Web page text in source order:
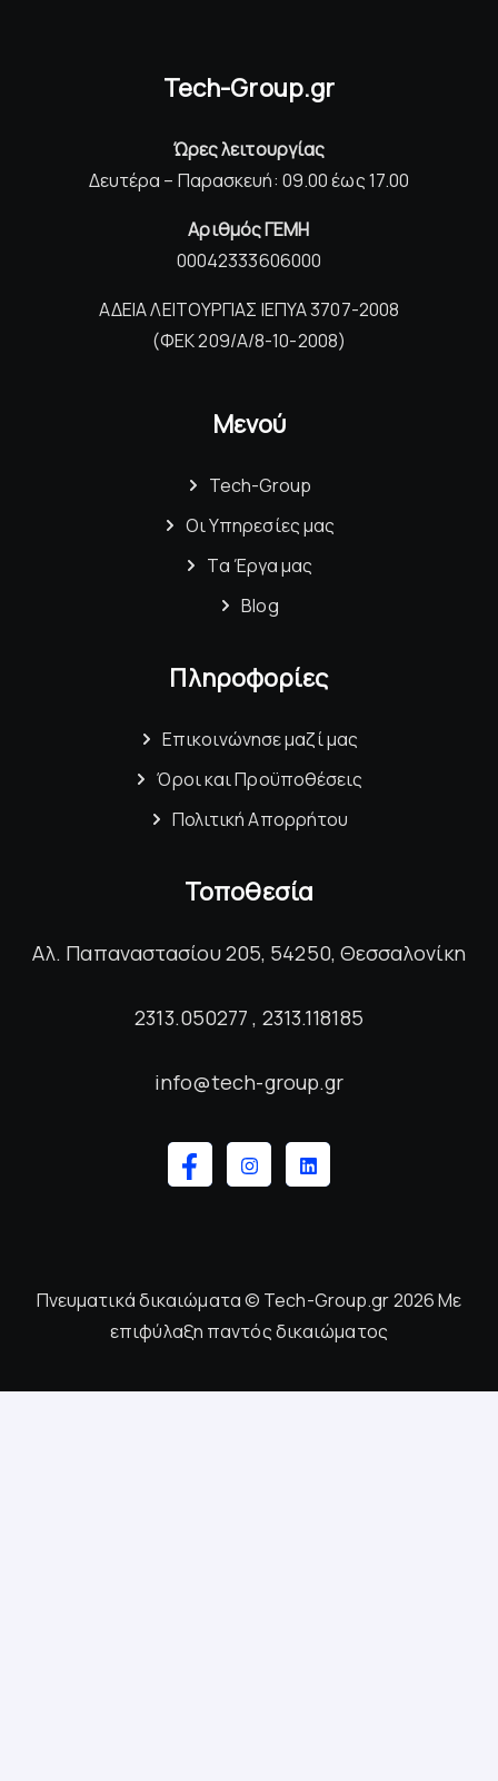
Tech-Group.gr
Ώρες λειτουργίας
Δευτέρα – Παρασκευή: 09.00 έως 17.00
Αριθμός ΓΕΜΗ
00042333606000
ΑΔΕΙΑ ΛΕΙΤΟΥΡΓΙΑΣ ΙΕΠΥΑ 3707-2008
(ΦΕΚ 209/Α/8-10-2008)
Μενού
Tech-Group
Οι Υπηρεσίες μας
Τα Έργα μας
Blog
Πληροφορίες
Επικοινώνησε μαζί μας
Όροι και Προϋποθέσεις
Πολιτική Απορρήτου
Τοποθεσία
Αλ. Παπαναστασίου 205, 54250, Θεσσαλονίκη
2313.050277 , 2313.118185
info@tech-group.gr
Πνευματικά δικαιώματα © Tech-Group.gr 2026 Με
επιφύλαξη παντός δικαιώματος